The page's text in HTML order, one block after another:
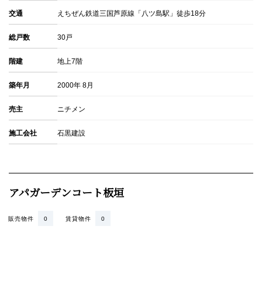
交通 えちぜん鉄道三国芦原線「八ツ島駅」徒歩18分
総戸数 30戸
階建 地上7階
築年月 2000年 8月
売主 ニチメン
施工会社 石黒建設
アパガーデンコート板垣
賃貸物件 0
販売物件 0